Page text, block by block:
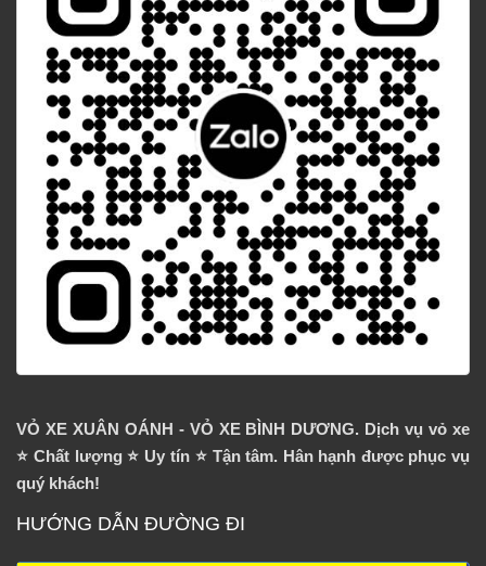
VỎ XE XUÂN OÁNH - VỎ XE BÌNH DƯƠNG. Dịch vụ vỏ xe
⭐️ Chất lượng ⭐️ Uy tín ⭐️ Tận tâm. Hân hạnh được phục vụ
quý khách!
HƯỚNG DẪN ĐƯỜNG ĐI